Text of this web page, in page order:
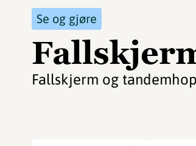
Se og gjøre
Fallskjerm og